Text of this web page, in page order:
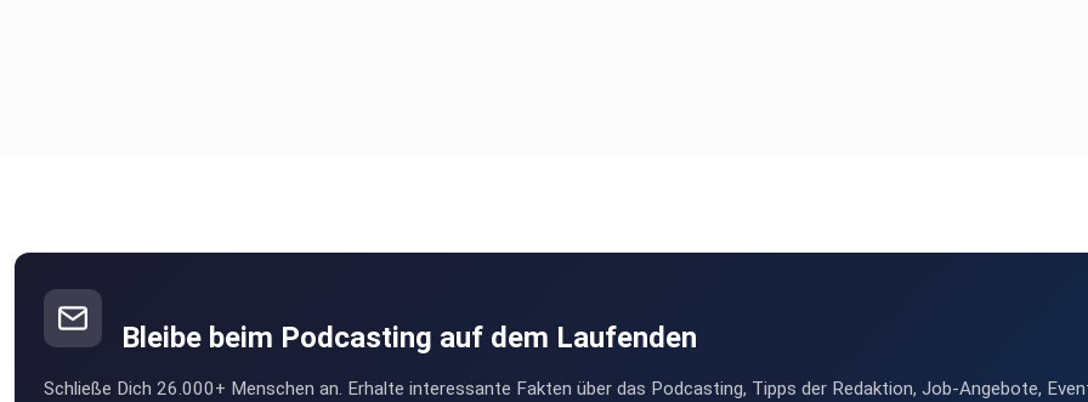
Bleibe beim Podcasting auf dem Laufenden
Schließe Dich 26.000+ Menschen an. Erhalte interessante Fakten über das Podcasting, Tipps der Redaktion, Job-Angebote,